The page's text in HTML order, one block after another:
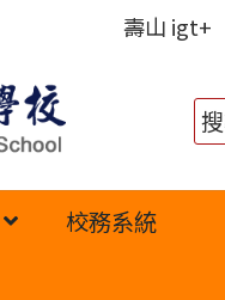
壽山 igt+
校務系統